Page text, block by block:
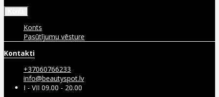
Konts
Pasūtījumu vēsture
Kontakti
+37060766233
info@beautyspot.lv
I - VII 09.00 - 20.00